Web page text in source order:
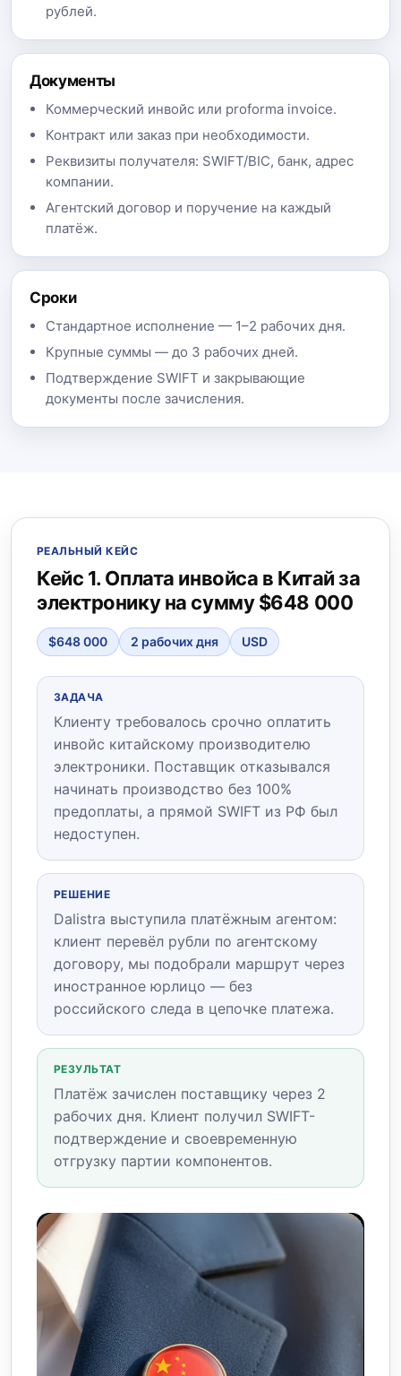
рублей.
Документы
Коммерческий инвойс или proforma invoice.
Контракт или заказ при необходимости.
Реквизиты получателя: SWIFT/BIC, банк, адрес
компании.
Агентский договор и поручение на каждый
платёж.
Сроки
Стандартное исполнение — 1–2 рабочих дня.
Крупные суммы — до 3 рабочих дней.
Подтверждение SWIFT и закрывающие
документы после зачисления.
РЕАЛЬНЫЙ КЕЙС
Кейс 1. Оплата инвойса в Китай за
электронику на сумму $648 000
$648 000 2 рабочих дня USD
ЗАДАЧА
Клиенту требовалось срочно оплатить
инвойс китайскому производителю
электроники. Поставщик отказывался
начинать производство без 100%
предоплаты, а прямой SWIFT из РФ был
недоступен.
РЕШЕНИЕ
Dalistra выступила платёжным агентом:
клиент перевёл рубли по агентскому
договору, мы подобрали маршрут через
иностранное юрлицо — без
российского следа в цепочке платежа.
РЕЗУЛЬТАТ
Платёж зачислен поставщику через 2
рабочих дня. Клиент получил SWIFT-
подтверждение и своевременную
отгрузку партии компонентов.